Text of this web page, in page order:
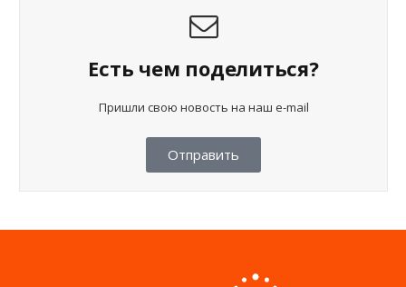
Есть чем поделиться?
Пришли свою новость на наш e-mail
Отправить